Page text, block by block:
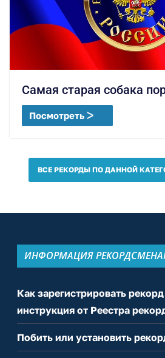
Самая старая собака
Посмотреть ᐳ
ВСЕ РЕКОРДЫ ПО ДАННОЙ
ИНФОРМАЦИЯ
Как зарегистрировать
инструкция от Реестра
Побить или установить